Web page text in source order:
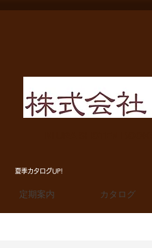
夏季カタログUP!
定期案内 カタログ